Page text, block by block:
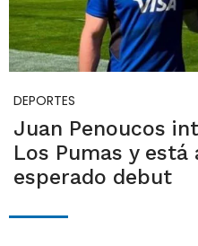
DEPORTES
Juan Penoucos
Los Pumas y está
esperado debut